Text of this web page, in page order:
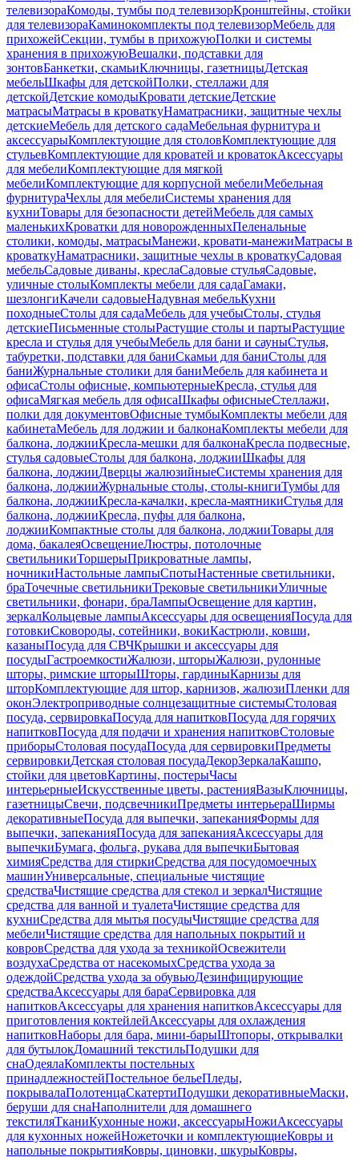
телевизораКомоды, тумбы под телевизорКронштейны, стойки
для телевизораКаминокомплекты под телевизорМебель для
прихожейСекции, тумбы в прихожуюПолки и системы
хранения в прихожуюВешалки, подставки для
зонтовБанкетки, скамьиКлючницы, газетницыДетская
мебельШкафы для детскойПолки, стеллажи для
детскойДетские комодыКровати детскиеДетские
матрасыМатрасы в кроваткуНаматрасники, защитные чехлы
детскиеМебель для детского садаМебельная фурнитура и
аксессуарыКомплектующие для столовКомплектующие для
стульевКомплектующие для кроватей и кроватокАксессуары
для мебелиКомплектующие для мягкой
мебелиКомплектующие для корпусной мебелиМебельная
фурнитураЧехлы для мебелиСистемы хранения для
кухниТовары для безопасности детейМебель для самых
маленькихКроватки для новорожденныхПеленальные
столики, комоды, матрасыМанежи, кровати-манежиМатрасы в
кроваткуНаматрасники, защитные чехлы в кроваткуСадовая
мебельСадовые диваны, креслаСадовые стульяСадовые,
уличные столыКомплекты мебели для садаГамаки,
шезлонгиКачели садовыеНадувная мебельКухни
походныеСтолы для садаМебель для учебыСтолы, стулья
детскиеПисьменные столыРастущие столы и партыРастущие
кресла и стулья для учебыМебель для бани и сауныСтулья,
табуретки, подставки для баниСкамьи для баниСтолы для
баниЖурнальные столики для баниМебель для кабинета и
офисаСтолы офисные, компьютерныеКресла, стулья для
офисаМягкая мебель для офисаШкафы офисныеСтеллажи,
полки для документовОфисные тумбыКомплекты мебели для
кабинетаМебель для лоджии и балконаКомплекты мебели для
балкона, лоджииКресла-мешки для балконаКресла подвесные,
стулья садовыеСтолы для балкона, лоджииШкафы для
балкона, лоджииДверцы жалюзийныеСистемы хранения для
балкона, лоджииЖурнальные столы, столы-книгиТумбы для
балкона, лоджииКресла-качалки, кресла-маятникиСтулья для
балкона, лоджииКресла, пуфы для балкона,
лоджииКомпактные столы для балкона, лоджииТовары для
дома, бакалеяОсвещениеЛюстры, потолочные
светильникиТоршерыПрикроватные лампы,
ночникиНастольные лампыСпотыНастенные светильники,
браТочечные светильникиТрековые светильникиУличные
светильники, фонари, браЛампыОсвещение для картин,
зеркалКольцевые лампыАксессуары для освещенияПосуда для
готовкиСковороды, сотейники, вокиКастрюли, ковши,
казаныПосуда для СВЧКрышки и аксессуары для
посудыГастроемкостиЖалюзи, шторыЖалюзи, рулонные
шторы, римские шторыШторы, гардиныКарнизы для
шторКомплектующие для штор, карнизов, жалюзиПленки для
оконЭлектроприводные солнцезащитные системыСтоловая
посуда, сервировкаПосуда для напитковПосуда для горячих
напитковПосуда для подачи и хранения напитковСтоловые
приборыСтоловая посудаПосуда для сервировкиПредметы
сервировкиДетская столовая посудаДекорЗеркалаКашпо,
стойки для цветовКартины, постерыЧасы
интерьерныеИскусственные цветы, растенияВазыКлючницы,
газетницыСвечи, подсвечникиПредметы интерьераШирмы
декоративныеПосуда для выпечки, запеканияФормы для
выпечки, запеканияПосуда для запеканияАксессуары для
выпечкиБумага, фольга, рукава для выпечкиБытовая
химияСредства для стиркиСредства для посудомоечных
машинУниверсальные, специальные чистящие
средстваЧистящие средства для стекол и зеркалЧистящие
средства для ванной и туалетаЧистящие средства для
кухниСредства для мытья посудыЧистящие средства для
мебелиЧистящие средства для напольных покрытий и
ковровСредства для ухода за техникойОсвежители
воздухаСредства от насекомыхСредства ухода за
одеждойСредства ухода за обувьюДезинфицирующие
средстваАксессуары для бараСервировка для
напитковАксессуары для хранения напитковАксессуары для
приготовления коктейлейАксессуары для охлаждения
напитковНаборы для бара, мини-барыШтопоры, открывалки
для бутылокДомашний текстильПодушки для
снаОдеялаКомплекты постельных
принадлежностейПостельное бельеПледы,
покрывалаПолотенцаСкатертиПодушки декоративныеМаски,
беруши для снаНаполнители для домашнего
текстиляТканиКухонные ножи, аксессуарыНожиАксессуары
для кухонных ножейНожеточки и комплектующиеКовры и
напольные покрытияКовры, циновки, шкурыКовры,